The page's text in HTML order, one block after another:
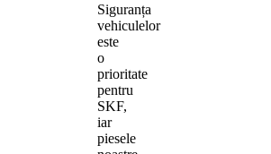
Siguranța
vehiculelor
este
o
prioritate
pentru
SKF,
iar
piesele